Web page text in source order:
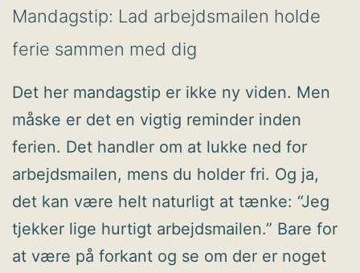
Mandagstip: Lad arbejdsmailen holde
ferie sammen med dig
Det her mandagstip er ikke ny viden. Men
måske er det en vigtig reminder inden
ferien. Det handler om at lukke ned for
arbejdsmailen, mens du holder fri. Og ja,
det kan være helt naturligt at tænke: “Jeg
tjekker lige hurtigt arbejdsmailen.” Bare for
at være på forkant og se om der er noget